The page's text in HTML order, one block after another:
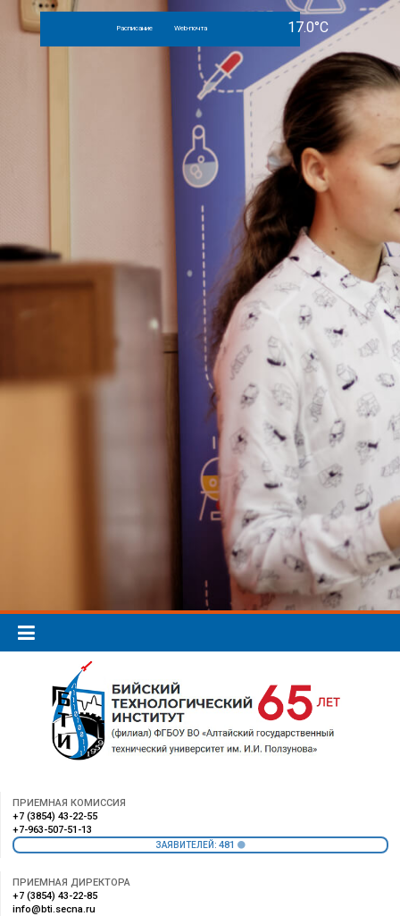
Расписание Web-почта
ПРИЕМНАЯ КОМИССИЯ
+7 (3854) 43-22-55
+7-963-507-51-13
ЗАЯВИТЕЛЕЙ: 481
ПРИЕМНАЯ ДИРЕКТОРА
+7 (3854) 43-22-85
info@bti.secna.ru